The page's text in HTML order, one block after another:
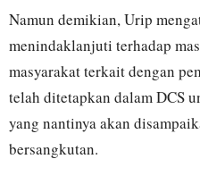
Namun demikian, Urip
menindaklanjuti terhadap
masyarakat terkait dengan
telah ditetapkan dalam DCS
yang nantinya akan
bersangkutan.